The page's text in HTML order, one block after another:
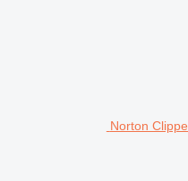
Norton